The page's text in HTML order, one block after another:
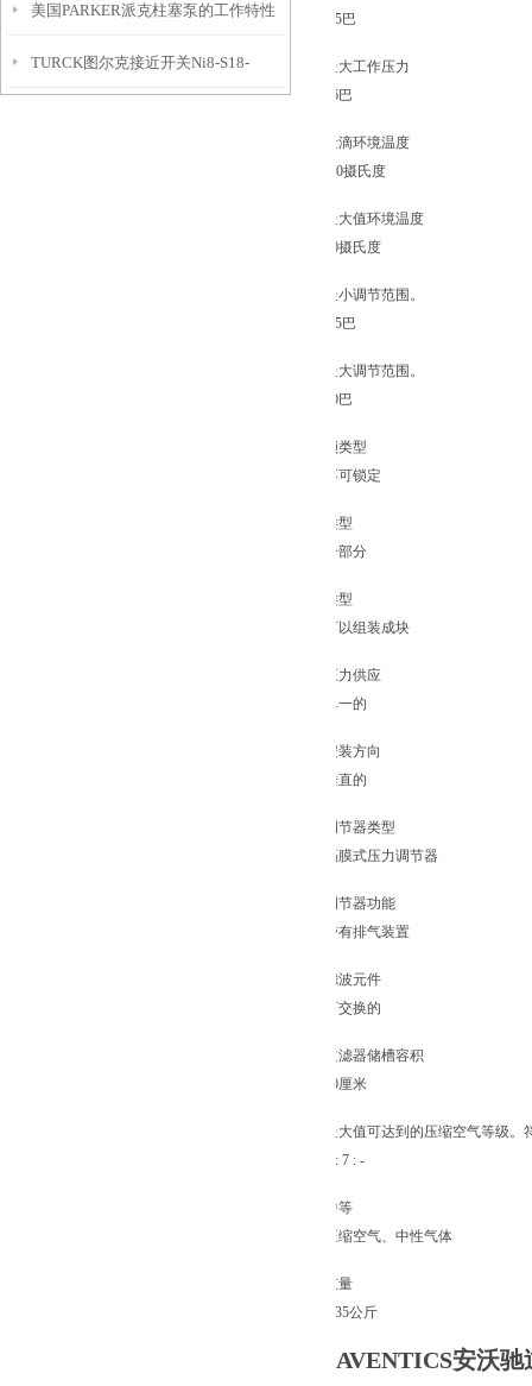
美国PARKER派克柱塞泵的工作特性
TURCK图尔克接近开关Ni8-S18-
1.5巴
最大工作压力
16巴
量滴环境温度
-10摄氏度
最大值环境温度
60摄氏度
最小调节范围。
0.5巴
最大调节范围。
10巴
锁类型
不可锁定
类型
一部分
类型
可以组装成块
压力供应
单一的
安装方向
垂直的
调节器类型
隔膜式压力调节器
调节器功能
带有排气装置
滤波元件
可交换的
过滤器储槽容积
50厘米
最大值可达到的压缩空气等级。
6 : 7 : -
中等
压缩空气、中性气体
重量
1.35公斤
AVENTICS安沃驰